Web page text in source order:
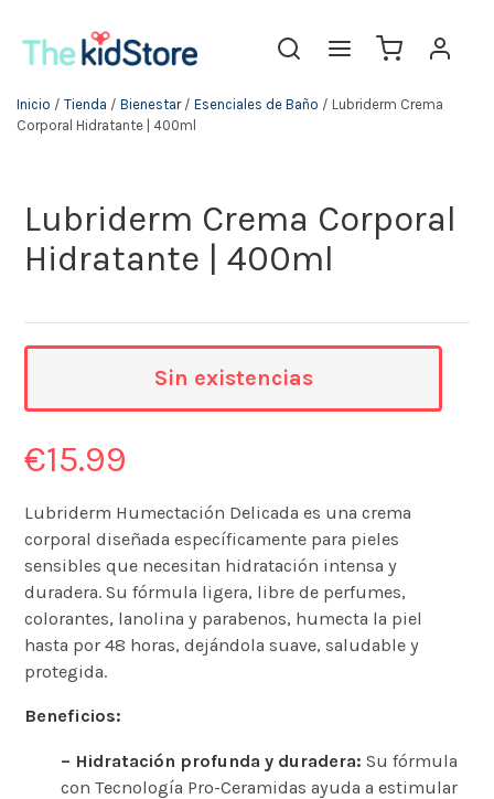
Inicio / Tienda / Bienestar/ Esenciales de Baño / Lubriderm Crema
Corporal Hidratante | 400ml
Lubriderm Crema Corporal
Hidratante | 400ml
€15.99
Lubriderm Humectación Delicada es una crema
corporal diseñada específicamente para pieles
sensibles que necesitan hidratación intensa y
duradera. Su fórmula ligera, libre de perfumes,
colorantes, lanolina y parabenos, humecta la piel
hasta por 48 horas, dejándola suave, saludable y
protegida.
Beneficios:
– Hidratación profunda y duradera: Su fórmula
con Tecnología Pro-Ceramidas ayuda a estimular
Sin existencias